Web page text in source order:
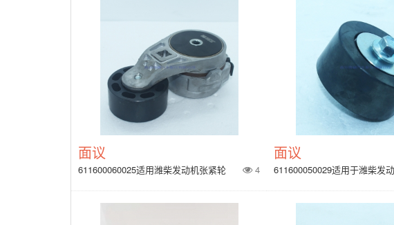
面议
611600060025适用潍柴发动机张紧轮 4
面议
611600050029适用于潍柴发